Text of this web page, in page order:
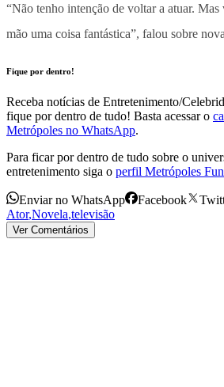
“Não tenho intenção de voltar a atuar.
mão uma coisa fantástica”, falou sobre
Fique por dentro!
Receba notícias de Entretenimento/
fique por dentro de tudo! Basta acessar o
Metrópoles no WhatsApp.
Para ficar por dentro de tudo sobre o
entretenimento siga o perfil Metrópoles
Enviar no WhatsApp Facebook
Ator,Novela,televisão
Ver Comentários